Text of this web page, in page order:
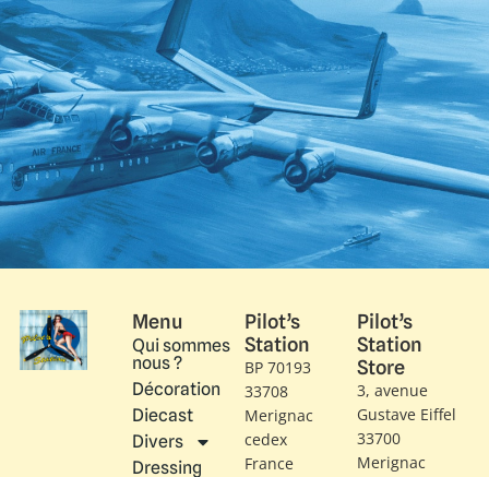
Menu
Qui sommes
nous ?
Décoration
Diecast
Divers
Dressing
Pilot’s
Station
BP 70193
33708
Merignac
cedex
France
Pilot’s
Station
Store
3, avenue
Gustave Eiffel​
33700
Merignac